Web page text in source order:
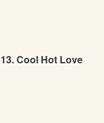
13. Cool Hot Love